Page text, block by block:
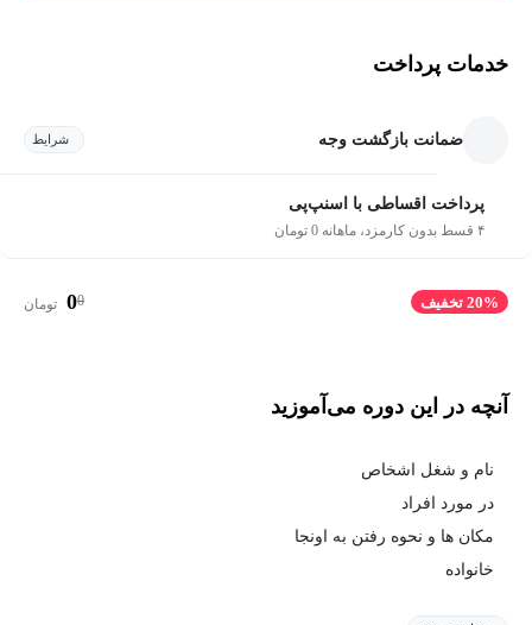
خدمات پرداخت
ضمانت بازگشت وجه شرایط
پرداخت اقساطی با اسنپ‌پی
۴ قسط بدون کارمزد، ماهانه 0 تومان
20% تخفیف 0
0 تومان
آنچه در این دوره می‌آموزید
نام و شغل اشخاص
در مورد افراد
مکان ها و نحوه رفتن به اونجا
خانواده